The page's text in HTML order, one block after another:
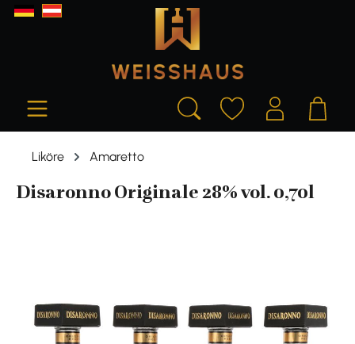
springen
Liköre Amaretto
Disaronno Originale 28% vol. 0,70l